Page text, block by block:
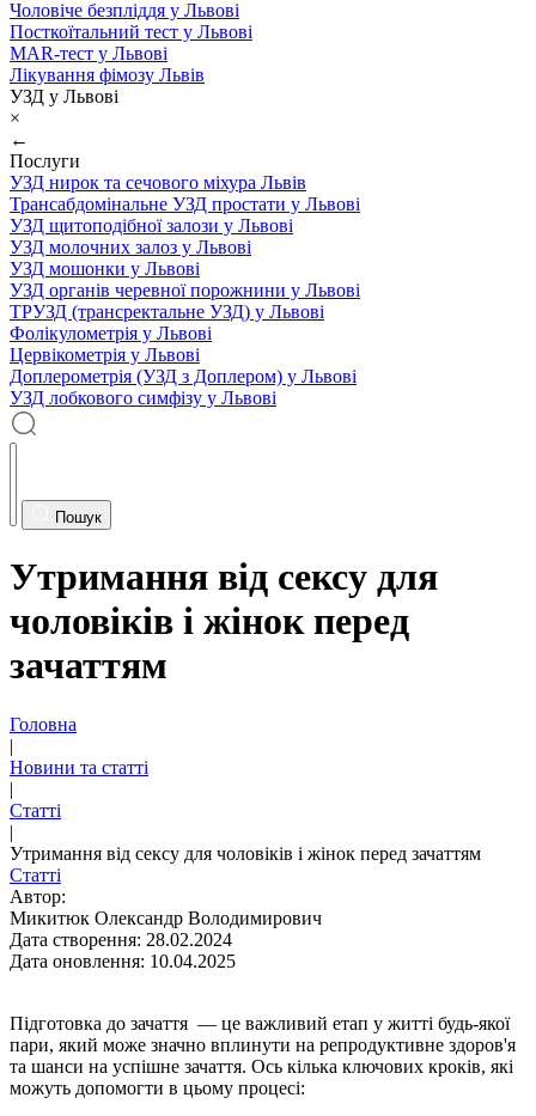
Чоловіче безпліддя у Львові
Посткоїтальний тест у Львові
MAR-тест у Львові
Лікування фімозу Львів
УЗД у Львові
×
←
Послуги
УЗД нирок та сечового міхура Львів
Трансабдомінальне УЗД простати у Львові
УЗД щитоподібної залози у Львові
УЗД молочних залоз у Львові
УЗД мошонки у Львові
УЗД органів черевної порожнини у Львові
ТРУЗД (трансректальне УЗД) у Львові
Фолікулометрія у Львові
Цервікометрія у Львові
Доплерометрія (УЗД з Доплером) у Львові
УЗД лобкового симфізу у Львові
Пошук
Утримання від сексу для
чоловіків і жінок перед
зачаттям
Головна
|
Новини та статті
|
Статті
|
Утримання від сексу для чоловіків і жінок перед зачаттям
Статті
Автор:
Микитюк Олександр Володимирович
Дата створення: 28.02.2024
Дата оновлення: 10.04.2025
Підготовка до зачаття — це важливий етап у житті будь-якої
пари, який може значно вплинути на репродуктивне здоров'я
та шанси на успішне зачаття. Ось кілька ключових кроків, які
можуть допомогти в цьому процесі: